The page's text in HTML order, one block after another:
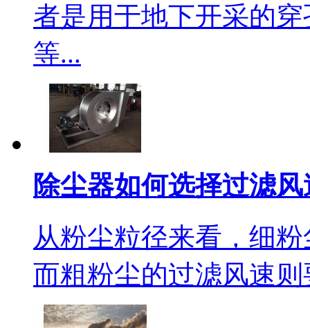
者是用于地下开采的
等...
除尘器如何选择过滤
从粉尘粒径来看，细
而粗粉尘的过滤风速